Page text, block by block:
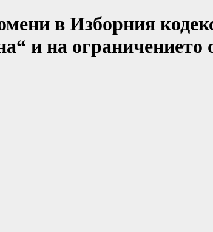
в Изборния
и на ограничението